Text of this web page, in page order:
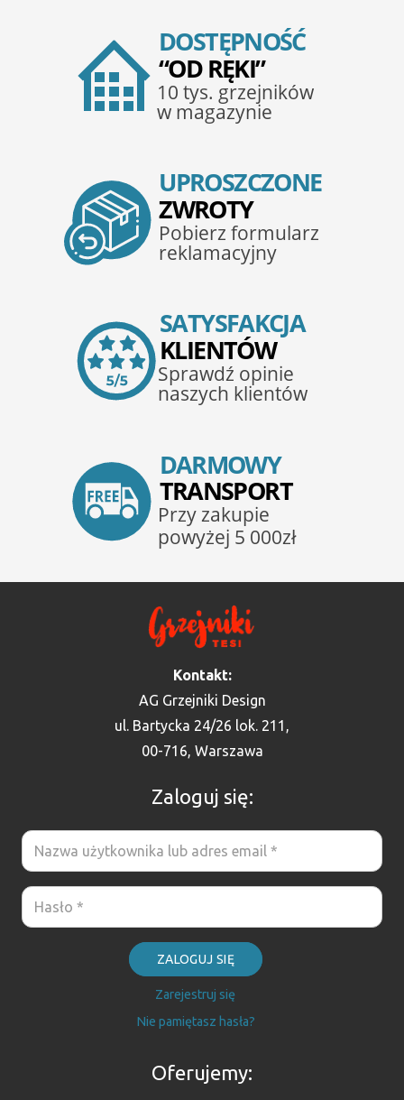
Kontakt:
AG Grzejniki Design
ul. Bartycka 24/26 lok. 211,
00-716, Warszawa
Zaloguj się:
ZALOGUJ SIĘ
Zarejestruj się
Nie pamiętasz hasła?
Oferujemy: